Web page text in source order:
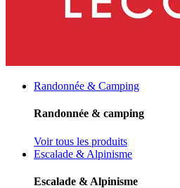
Randonnée & Camping
Randonnée & camping
Voir tous les produits
Escalade & Alpinisme
Escalade & Alpinisme